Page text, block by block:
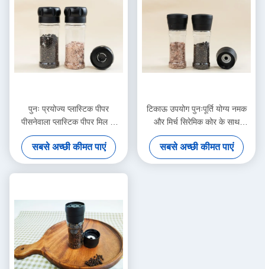
पुनः प्रयोज्य प्लास्टिक पीपर
पीसनेवाला प्लास्टिक पीपर मिल के
साथ सिरेमिक पीसनेवाला कोर
सबसे अच्छी कीमत पाएं
टिकाऊ उपयोग पुनःपूर्ति योग्य नमक
और मिर्च सिरेमिक कोर के साथ
प्लास्टिक ग्राइंडर
सबसे अच्छी कीमत पाएं